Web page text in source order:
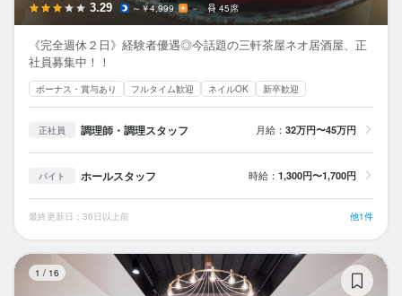
3.29 ～￥4,999 － 45席
《完全週休２日》経験者優遇◎今話題の三軒茶屋ネオ居酒屋、正
社員募集中！！
ボーナス・賞与あり フルタイム歓迎 ネイルOK 新卒歓迎
正社員 調理師・調理スタッフ 月給： 32万円〜45万円
バイト ホールスタッフ 時給： 1,300円〜1,700円
最終更新日：30日以上前 他1件
1 / 16